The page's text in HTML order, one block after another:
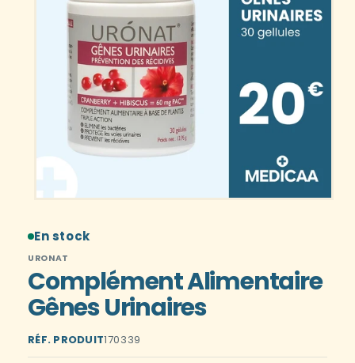
En stock
URONAT
Complément Alimentaire
Gênes Urinaires
RÉF. PRODUIT170339